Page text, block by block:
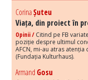
CorinaȘuteu
Viața, din proiect în
Opinii / Citind pe FB
poziție despre ultimul
AFCN, mi-au atras
(Fundația Kulturhaus).
Armand Gosu